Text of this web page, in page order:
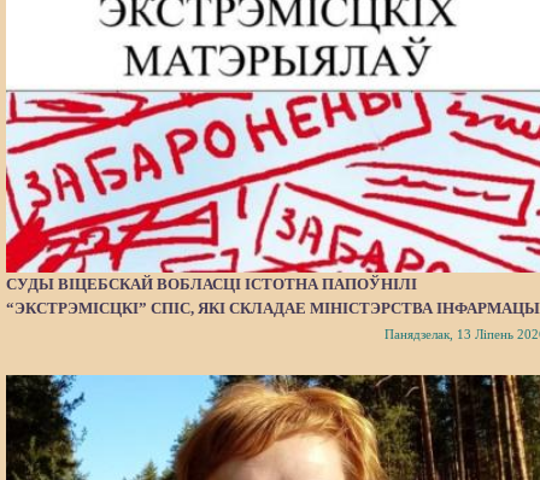
СУДЫ ВІЦЕБСКАЙ ВОБЛАСЦІ ІСТОТНА ПАПОЎНІЛІ
“ЭКСТРЭМІСЦКІ” СПІС, ЯКІ СКЛАДАЕ МІНІСТЭРСТВА
Панядзелак, 13 Ліпень